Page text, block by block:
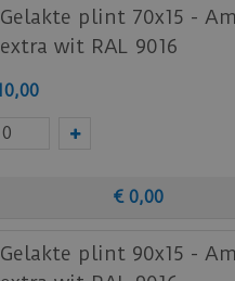
Gelakte plint 70x15 -
extra wit RAL 9016
,00
€ 0,00
Gelakte plint 90x15 -